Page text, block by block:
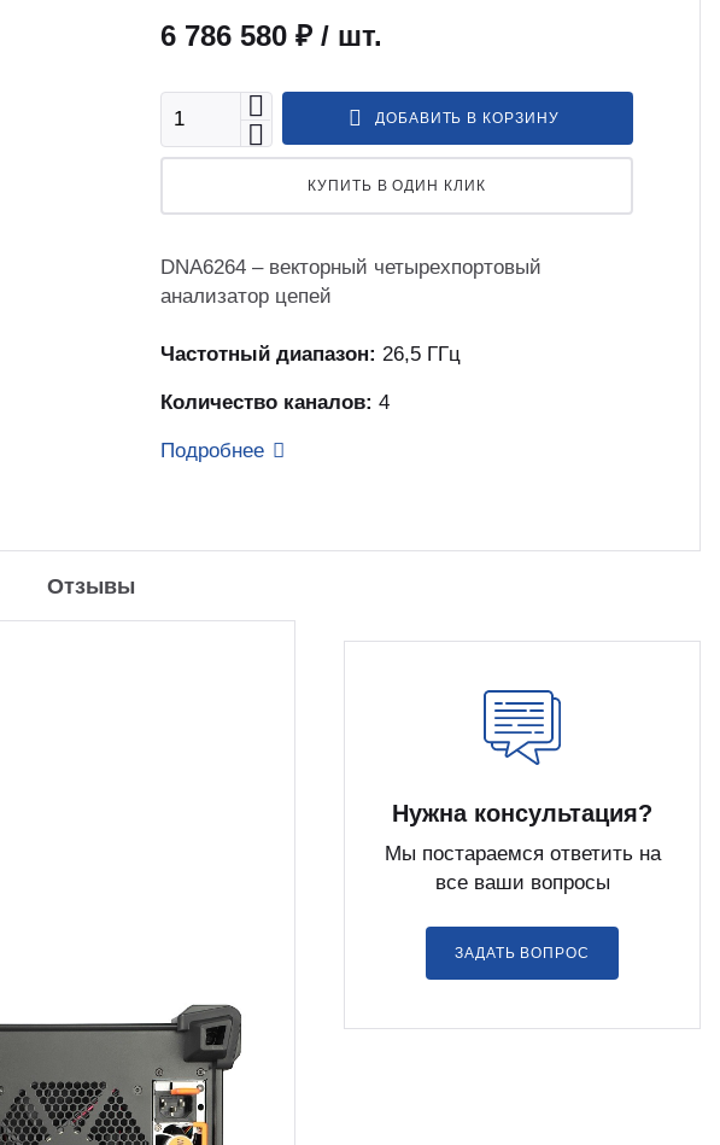
6 786 580 ₽ / шт.
ДОБАВИТЬ В КОРЗИНУ
КУПИТЬ В ОДИН КЛИК
DNA6264 – векторный четырехпортовый
анализатор цепей
Частотный диапазон: 26,5 ГГц
Количество каналов: 4
Подробнее
Отзывы
Нужна консультация?
Мы постараемся ответить на
все ваши вопросы
ЗАДАТЬ ВОПРОС